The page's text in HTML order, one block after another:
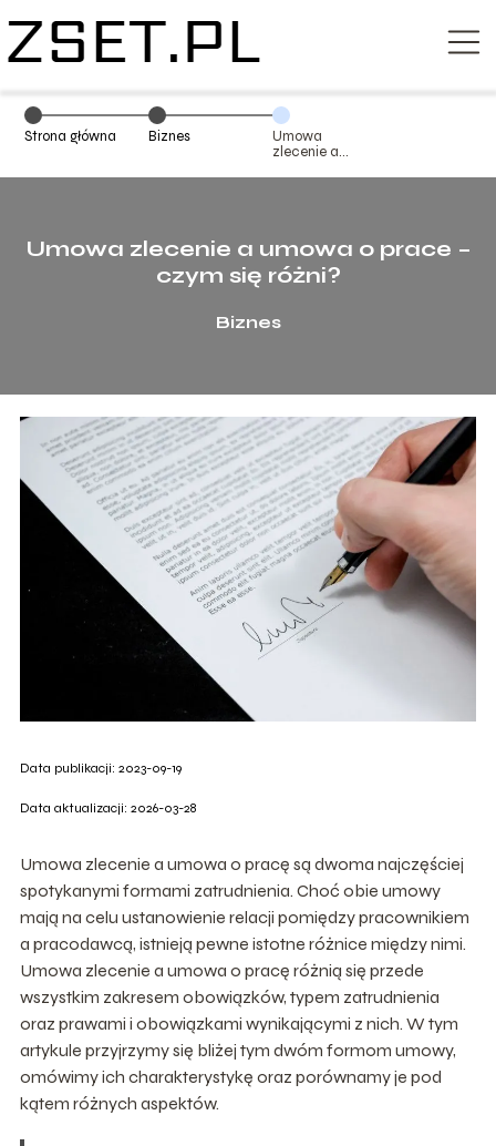
Strona główna Biznes
Umowa
zlecenie a
– czym się
Umowa zlecenie a umowa o prace –
czym się różni?
Biznes
Data publikacji: 2023-09-19
Data aktualizacji: 2026-03-28
Umowa zlecenie a umowa o pracę są dwoma najczęściej
spotykanymi formami zatrudnienia. Choć obie umowy
mają na celu ustanowienie relacji pomiędzy pracownikiem
a pracodawcą, istnieją pewne istotne różnice między nimi.
Umowa zlecenie a umowa o pracę różnią się przede
wszystkim zakresem obowiązków, typem zatrudnienia
oraz prawami i obowiązkami wynikającymi z nich. W tym
artykule przyjrzymy się bliżej tym dwóm formom umowy,
omówimy ich charakterystykę oraz porównamy je pod
kątem różnych aspektów.